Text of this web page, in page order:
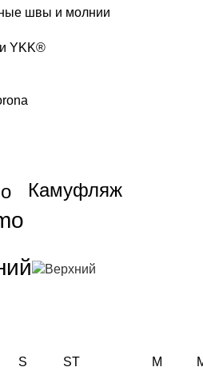
швы и молнии
YKK®
Камуфляж
S ST M